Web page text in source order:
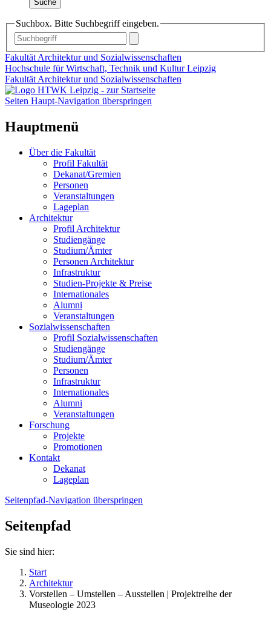
Suche
Suchbox. Bitte Suchbegriff eingeben.
Fakultät Architektur und Sozialwissenschaften
Hochschule für Wirtschaft, Technik und Kultur Leipzig
Fakultät Architektur und Sozialwissenschaften
Seiten Haupt-Navigation überspringen
Hauptmenü
Über die Fakultät
Profil Fakultät
Dekanat/Gremien
Personen
Veranstaltungen
Lageplan
Architektur
Profil Architektur
Studiengänge
Studium/Ämter
Personen Architektur
Infrastruktur
Studien-Projekte & Preise
Internationales
Alumni
Veranstaltungen
Sozialwissenschaften
Profil Sozialwissenschaften
Studiengänge
Studium/Ämter
Personen
Infrastruktur
Internationales
Alumni
Veranstaltungen
Forschung
Projekte
Promotionen
Kontakt
Dekanat
Lageplan
Seitenpfad-Navigation überspringen
Seitenpfad
Sie sind hier:
Start
Architektur
Vorstellen – Umstellen – Ausstellen | Projektreihe der
Museologie 2023